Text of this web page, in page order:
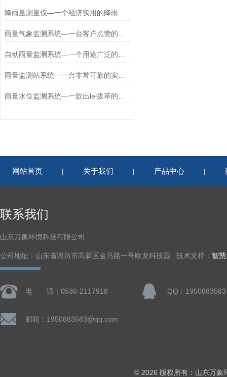
降雨量测量仪—一个经济实用的降雨量监测系统2024#（全国+包邮）
网站首页 | 关于我们 | 产品中心 |
联系我们
山东万象环境科技有限公司
公司地址：山东省潍坊市高新区金马路一号欧龙科技园 技术支持： 智
电 话：0536-2117918 QQ：1950883583
邮箱：1950883583@qq.com
© 2026 版权所有：山东万